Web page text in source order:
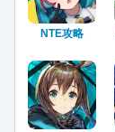
NTE攻略